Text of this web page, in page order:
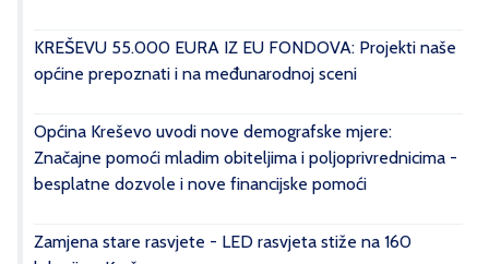
KREŠEVU 55.000 EURA IZ EU FONDOVA: Projekti naše
općine prepoznati i na međunarodnoj sceni
Općina Kreševo uvodi nove demografske mjere:
Značajne pomoći mladim obiteljima i poljoprivrednicima -
besplatne dozvole i nove financijske pomoći
Zamjena stare rasvjete - LED rasvjeta stiže na 160